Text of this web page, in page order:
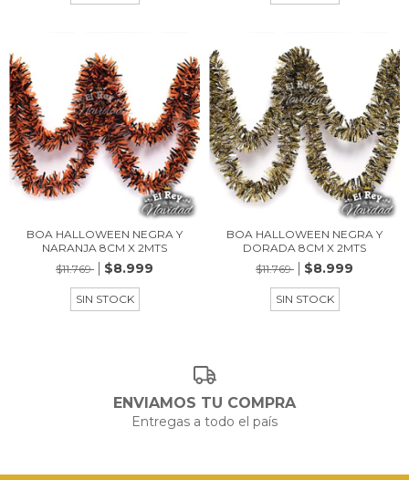
BOA HALLOWEEN NEGRA Y
NARANJA 8CM X 2MTS
$11.769
$8.999
SIN STOCK
BOA HALLOWEEN NEGRA Y
DORADA 8CM X 2MTS
$11.769
$8.999
SIN STOCK
ENVIAMOS TU COMPRA
Entregas a todo el país